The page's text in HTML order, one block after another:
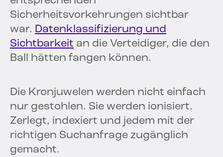
Sicherheitsvorkehrungen sichtbar
war. Datenklassifizierung und
Sichtbarkeit an die Verteidiger, die den
Ball hätten fangen können.
Die Kronjuwelen werden nicht einfach
nur gestohlen. Sie werden ionisiert.
Zerlegt, indexiert und jedem mit der
richtigen Suchanfrage zugänglich
gemacht.